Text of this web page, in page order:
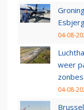
04-08-
weer
04-08-